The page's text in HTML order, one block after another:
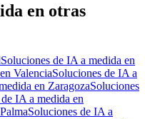
en otras
Soluciones de IA a medida en
en ValenciaSoluciones de IA a
en ZaragozaSoluciones
IA a medida en
PalmaSoluciones de IA a